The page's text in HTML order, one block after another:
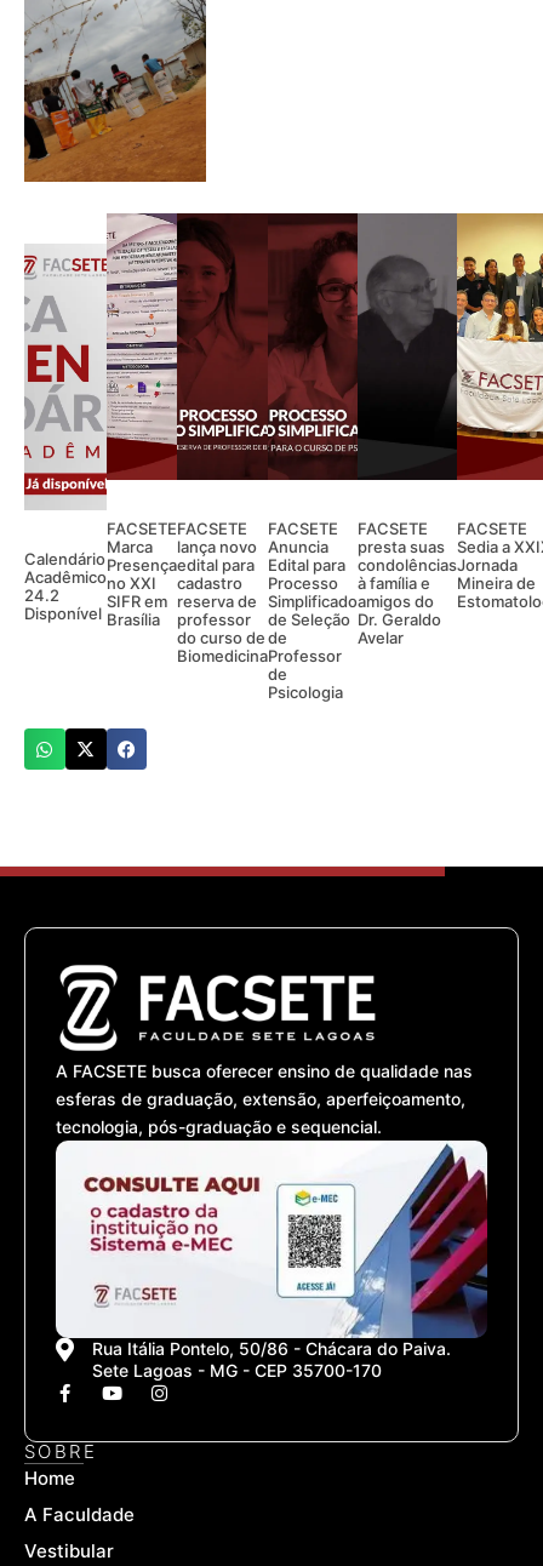
Calendário
Acadêmico
24.2
Disponível
FACSETE
Marca
Presença
no XXI
SIFR em
Brasília
FACSETE
lança novo
edital para
cadastro
reserva de
professor
do curso de
Biomedicina
FACSETE
Anuncia
Edital para
Processo
Simplificado
de Seleção
de
Professor
de
Psicologia
FACSETE
presta suas
condolências
à família e
amigos do
Dr. Geraldo
Avelar
FACSETE
Sedia a
Jornada
Mineira de
A FACSETE busca oferecer ensino de qualidade nas
esferas de graduação, extensão, aperfeiçoamento,
tecnologia, pós-graduação e sequencial.
Rua Itália Pontelo, 50/86 - Chácara do Paiva.
Sete Lagoas - MG - CEP 35700-170
F
a
e
b
o
k
f
Y
o
t
I
n
t
SOBRE
Home
A Faculdade
Vestibular